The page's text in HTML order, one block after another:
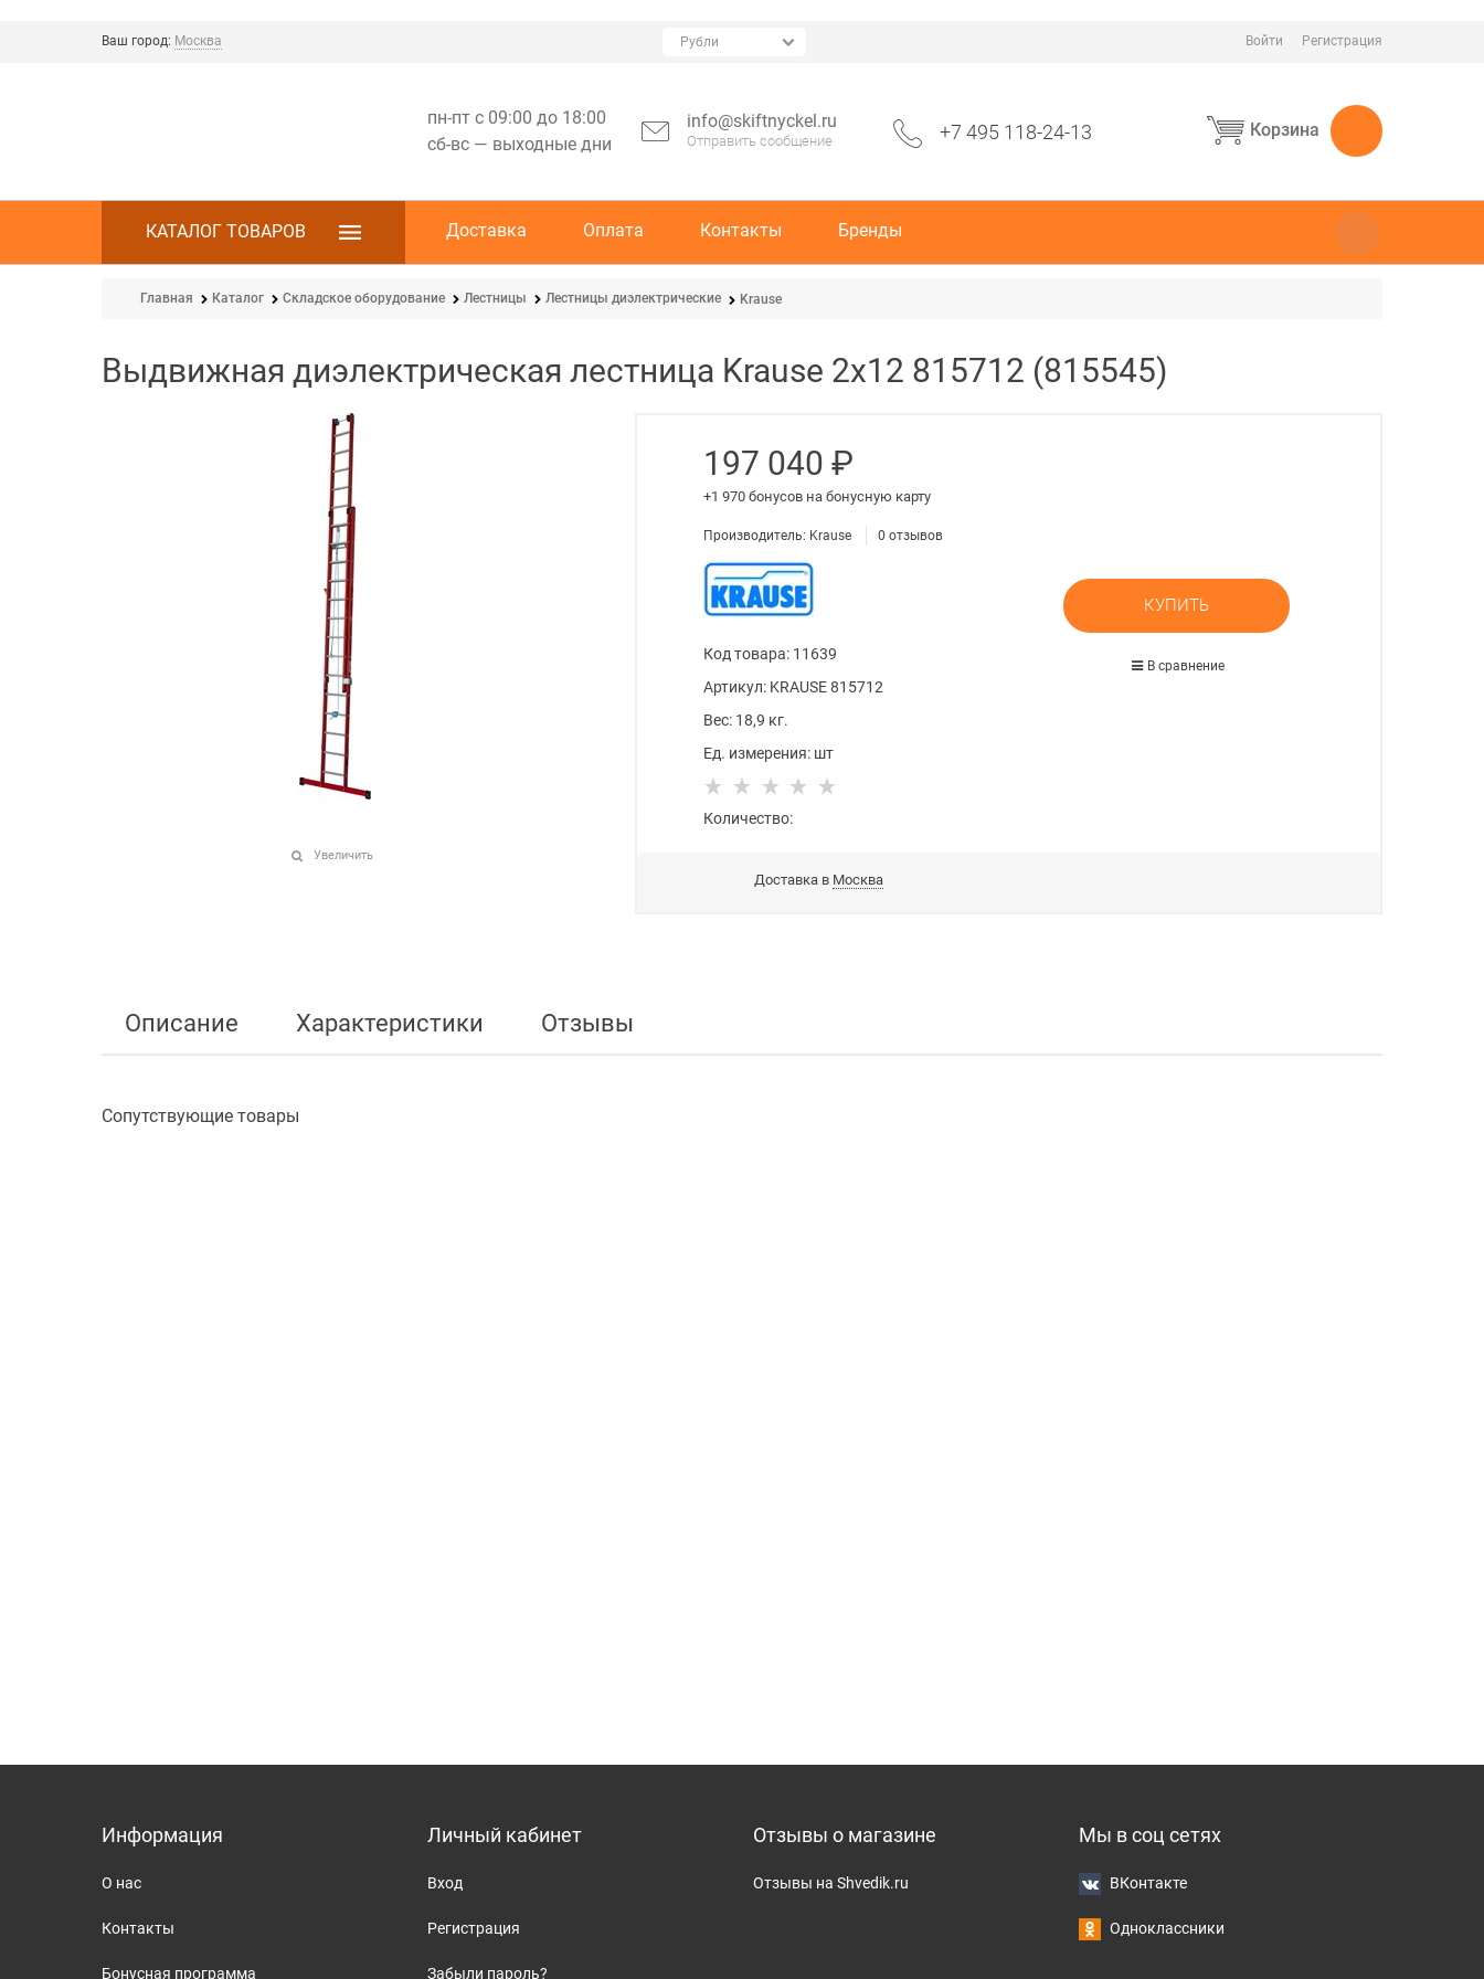
Ваш город: Москва Войти Регистрация
пн-пт с 09:00 до 18:00
сб-вс — выходные дни
info@skiftnyckel.ru
Отправить сообщение +7 495 118-24-13 Корзина
КАТАЛОГ ТОВАРОВ Доставка Оплата Контакты Бренды
Главная Каталог Складское оборудование Лестницы Лестницы диэлектрические Krause
Выдвижная диэлектрическая лестница Krause 2х12 815712 (815545)
Увеличить
197 040 ₽
+1 970 бонусов на бонусную карту
Производитель: Krause 0отзывов
Код товара: 11639
Артикул: KRAUSE 815712
Вес: 18,9 кг.
Ед. измерения: шт
Количество:
КУПИТЬ
В сравнение
Доставка в Москва
Описание Характеристики Отзывы
Сопутствующие товары
Информация
О нас
Контакты
Бонусная программа
Личный кабинет
Вход
Регистрация
Забыли пароль?
Отзывы о магазине
Отзывы на Shvedik.ru
Мы в соц сетях
ВКонтакте
Одноклассники